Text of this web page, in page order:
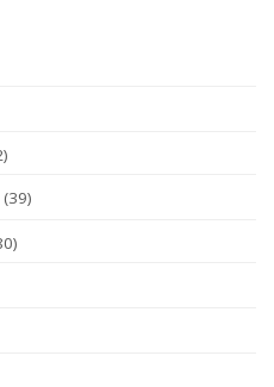
(39)